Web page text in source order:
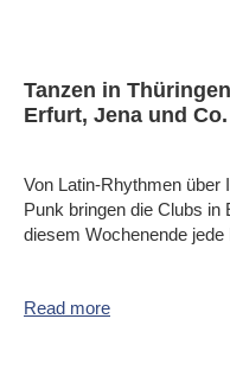
Tanzen in
Erfurt, Jena und Co.
Von Latin-Rhythmen über
Punk bringen die Clubs in
diesem Wochenende
Read more